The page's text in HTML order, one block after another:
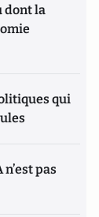
dont la
qui
pas